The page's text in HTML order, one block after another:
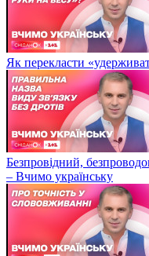
Як перекласти
Безпровідний,
– Вчимо українську